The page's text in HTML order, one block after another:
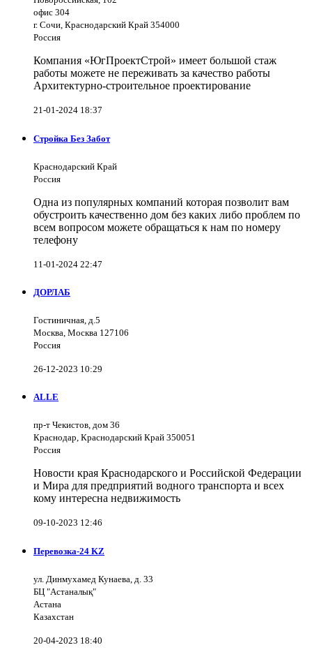
офис 304
г. Сочи, Краснодарский Край 354000
Россия
Компания «ЮгПроектСтрой» имеет большой стаж
работы можете не переживать за качество работы
Архитектурно-строительное проектирование
21-01-2024 18:37
Стройка Без Забот
Краснодарский Край
Россия
Одна из популярных компаний которая позволит вам
обустроить качественно дом без каких либо проблем по
всем вопросом можете обращаться к нам по номеру
телефону
11-01-2024 22:47
ДОРЛАБ
Гостиничная, д.5
Москва, Москва 127106
Россия
26-12-2023 10:29
ALLE
пр-т Чекистов, дом 36
Краснодар, Краснодарский Край 350051
Россия
Новости края Краснодарского и Российской Федерации
и Мира для предприятий водного транспорта и всех
кому интересна недвижимость
09-10-2023 12:46
Перевозка-24 KZ
ул. Динмухамед Кунаева, д. 33
БЦ "Астаналық"
Астана
Казахстан
20-04-2023 18:40